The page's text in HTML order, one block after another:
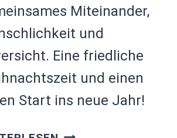
Miteinander,
und
Eine friedliche
und einen
Start ins neue Jahr!
FROHE